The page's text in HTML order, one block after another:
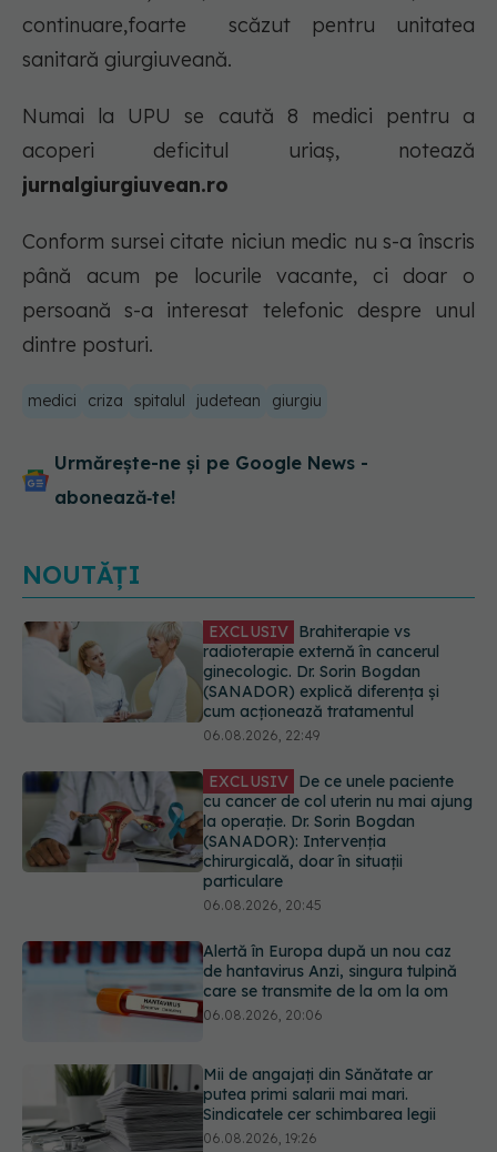
continuare,foarte scăzut pentru unitatea
sanitară giurgiuveană.
Numai la UPU se caută 8 medici pentru a
acoperi deficitul uriaș, notează
jurnalgiurgiuvean.ro
Conform sursei citate niciun medic nu s-a înscris
până acum pe locurile vacante, ci doar o
persoană s-a interesat telefonic despre unul
dintre posturi.
medici criza spitalul judetean giurgiu
Urmărește-ne și pe Google News -
abonează‑te!
NOUTĂȚI
EXCLUSIV De ce unele paciente
cu cancer de col uterin nu mai ajung
la operație. Dr. Sorin Bogdan
(SANADOR): Intervenția
chirurgicală, doar în situații
06.08.2026, 20:45
Alertă în Europa după un nou caz
de hantavirus Anzi, singura tulpină
care se transmite de la om la om
06.08.2026, 20:06
Mii de angajați din Sănătate ar
putea primi salarii mai mari.
Sindicatele cer schimbarea legii
06.08.2026, 19:26
EXCLUSIV Cancerele ginecologice
care pot fi tratate fără operație. Dr.
Sorin Bogdan (SANADOR): Chirurgia
este indicată doar punctual, pentru